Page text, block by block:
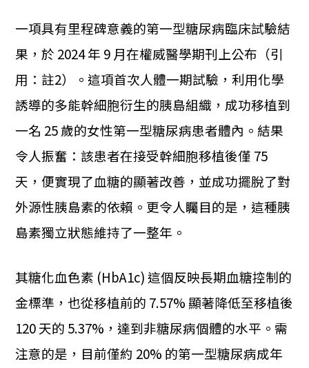
一項具有里程碑意義的第一型糖尿病臨床試驗結
果，於 2024 年 9 月在權威醫學期刊上公布（引
用：註2）。這項首次人體一期試驗，利用化學
誘導的多能幹細胞衍生的胰島組織，成功移植到
一名 25 歲的女性第一型糖尿病患者體內。結果
令人振奮：該患者在接受幹細胞移植後僅 75
天，便實現了血糖的顯著改善，並成功擺脫了對
外源性胰島素的依賴。更令人矚目的是，這種胰
島素獨立狀態維持了一整年。
其糖化血色素 (HbA1c) 這個反映長期血糖控制的
金標準，也從移植前的 7.57% 顯著降低至移植後
120 天的 5.37%，達到非糖尿病個體的水平。 需
注意的是，目前僅約 20% 的第一型糖尿病成年